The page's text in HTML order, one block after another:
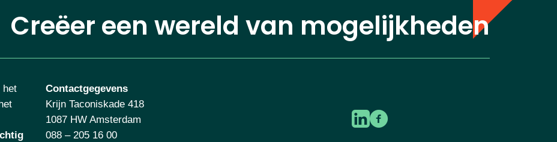
Creëer een wereld van mogelijkheden
het
Contactgegevens
Krijn Taconiskade 418
1087 HW Amsterdam
088 – 205 16 00